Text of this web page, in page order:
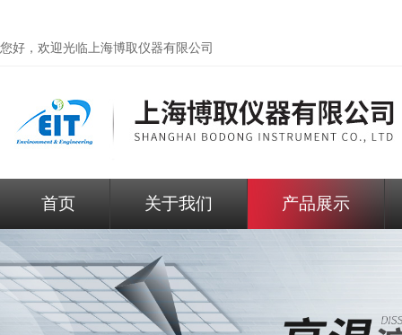
您好，欢迎光临上海博取仪器有限公司
首页 关于我们 产品展示